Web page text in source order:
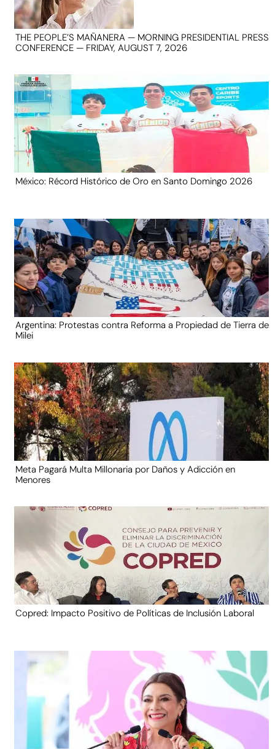
THE PEOPLE’S MAÑANERA — MORNING PRESIDENTIAL PRESS
CONFERENCE — FRIDAY, AUGUST 7, 2026
México: Récord Histórico de Oro en Santo Domingo 2026
Argentina: Protestas contra Reforma a Propiedad de Tierra de
Milei
Meta Pagará Multa Millonaria por Daños y Adicción en
Menores
Copred: Impacto Positivo de Políticas de Inclusión Laboral